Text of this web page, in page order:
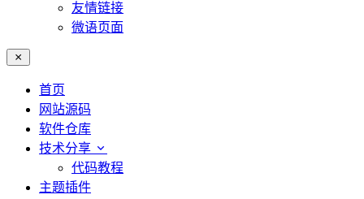
友情链接
微语页面
首页
网站源码
软件仓库
技术分享
代码教程
主题插件